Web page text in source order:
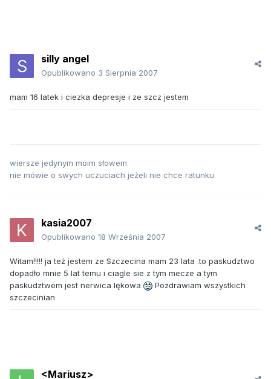
silly angel
Opublikowano 3 Sierpnia 2007
mam 16 latek i ciezka depresje i ze szcz jestem
wiersze jedynym moim słowem
nie mówie o swych uczuciach jeżeli nie chce ratunku
kasia2007
Opublikowano 18 Września 2007
Witam!!!!! ja też jestem ze Szczecina mam 23 lata .to paskudztwo
dopadło mnie 5 lat temu i ciagle sie z tym mecze a tym
paskudztwem jest nerwica lękowa
Pozdrawiam wszystkich
szczecinian
<Mariusz>